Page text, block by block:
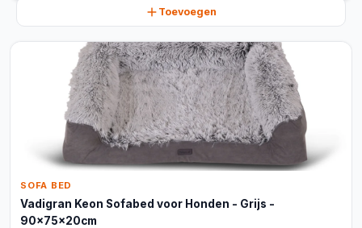
Toevoegen
SOFA BED
Vadigran Keon Sofabed voor Honden - Grijs -
90x75x20cm